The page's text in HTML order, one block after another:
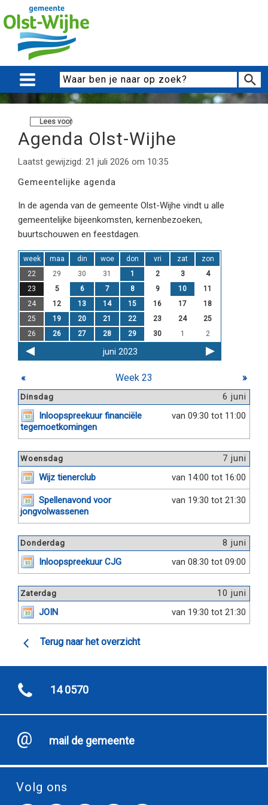
Lees voor
Agenda Olst-Wijhe
Laatst gewijzigd: 21 juli 2026 om 10:35
Gemeentelijke agenda
In de agenda van de gemeente Olst-Wijhe vindt u alle
gemeentelijke bijeenkomsten, kernenbezoeken,
buurtschouwen en feestdagen.
week maa din woe don vri zat
zon
22
29 30 31 1 2 3
4
23
5 6 7 8 9 10
11
24
12 13 14 15 16 17
18
25
19 20 21 22 23 24
25
26
26 27 28 29 30 1 2
juni 2023
« Week 23 »
6 juni
Dinsdag
van 09:30 tot 11:00
Inloopspreekuur financiële
tegemoetkomingen
7 juni
Woensdag
van 14:00 tot 16:00
Wijz tienerclub
van 19:30 tot 21:30
Spellenavond voor
jongvolwassenen
8 juni
Donderdag
van 08:30 tot 09:00
Inloopspreekuur CJG
10 juni
Zaterdag
van 19:30 tot 21:30
JOIN
Terug naar het overzicht
14 0570
mail de gemeente
Volg ons